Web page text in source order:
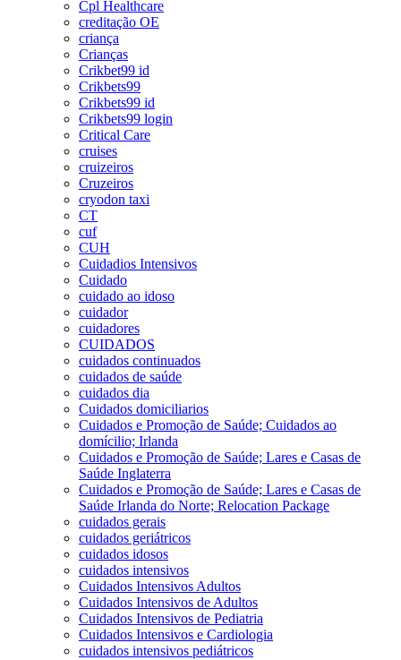
Cpl Healthcare
creditação OE
criança
Crianças
Crikbet99 id
Crikbets99
Crikbets99 id
Crikbets99 login
Critical Care
cruises
cruizeiros
Cruzeiros
cryodon taxi
CT
cuf
CUH
Cuidadios Intensivos
Cuidado
cuidado ao idoso
cuidador
cuidadores
CUIDADOS
cuidados continuados
cuidados de saúde
cuidados dia
Cuidados domiciliarios
Cuidados e Promoção de Saúde; Cuidados ao
domícilio; Irlanda
Cuidados e Promoção de Saúde; Lares e Casas de
Saúde Inglaterra
Cuidados e Promoção de Saúde; Lares e Casas de
Saúde Irlanda do Norte; Relocation Package
cuidados gerais
cuidados geriátricos
cuidados idosos
cuidados intensivos
Cuidados Intensivos Adultos
Cuidados Intensivos de Adultos
Cuidados Intensivos de Pediatria
Cuidados Intensivos e Cardiologia
cuidados intensivos pediátricos